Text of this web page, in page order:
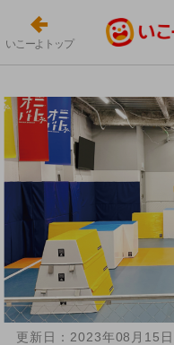
いこーよトップ
更新日： 2023年08月15日